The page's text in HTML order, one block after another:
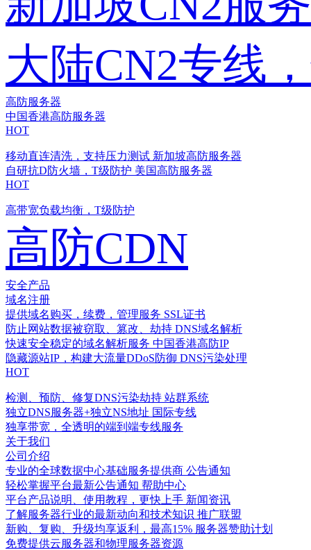
大陆CN2专线
高防服务器
中国香港高防服务器
HOT
移动直连清洗，支持压力测试 新加坡高防服务器
自研抗D防火墙，T级防护 美国高防服务器
HOT
高带宽负载均衡，T级防护
高防CDN
安全产品
域名注册
提供域名购买，续费，管理服务 SSL证书
防止网站数据被窃取、篡改、劫持 DNS域名解析
快速安全稳定的域名解析服务 中国香港高防IP
隐藏源站IP，构建大流量DDoS防御 DNS污染处理
HOT
检测、预防、修复DNS污染劫持 站群系统
独立DNS服务器+独立NS地址 国际专线
独享带宽，全透明的端到端专线服务
关于我们
公司介绍
专业的全球数据中心基础服务提供商 公告通知
轻松掌握平台最新公告通知 帮助中心
平台产品说明、使用教程，更快上手 新闻资讯
了解服务器行业的最新动向和技术知识 推广联盟
新购、复购、升级均享返利，最高15% 服务器赞助计划
免费提供云服务器和物理服务器资源